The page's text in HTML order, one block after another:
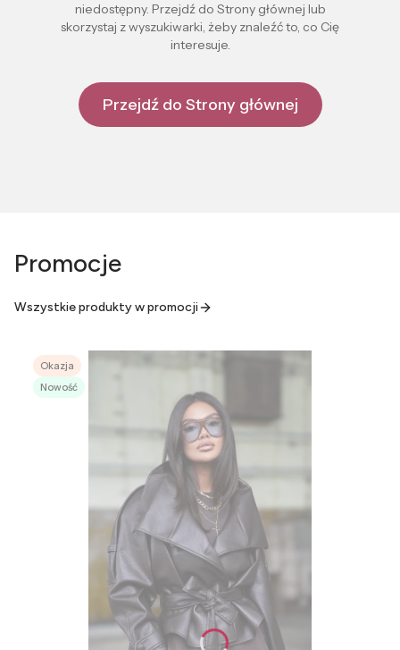
niedostępny. Przejdź do Strony głównej lub
skorzystaj z wyszukiwarki, żeby znaleźć to, co Cię
interesuje.
Przejdź do Strony głównej
Promocje
Wszystkie produkty w promocji
Okazja
Nowość